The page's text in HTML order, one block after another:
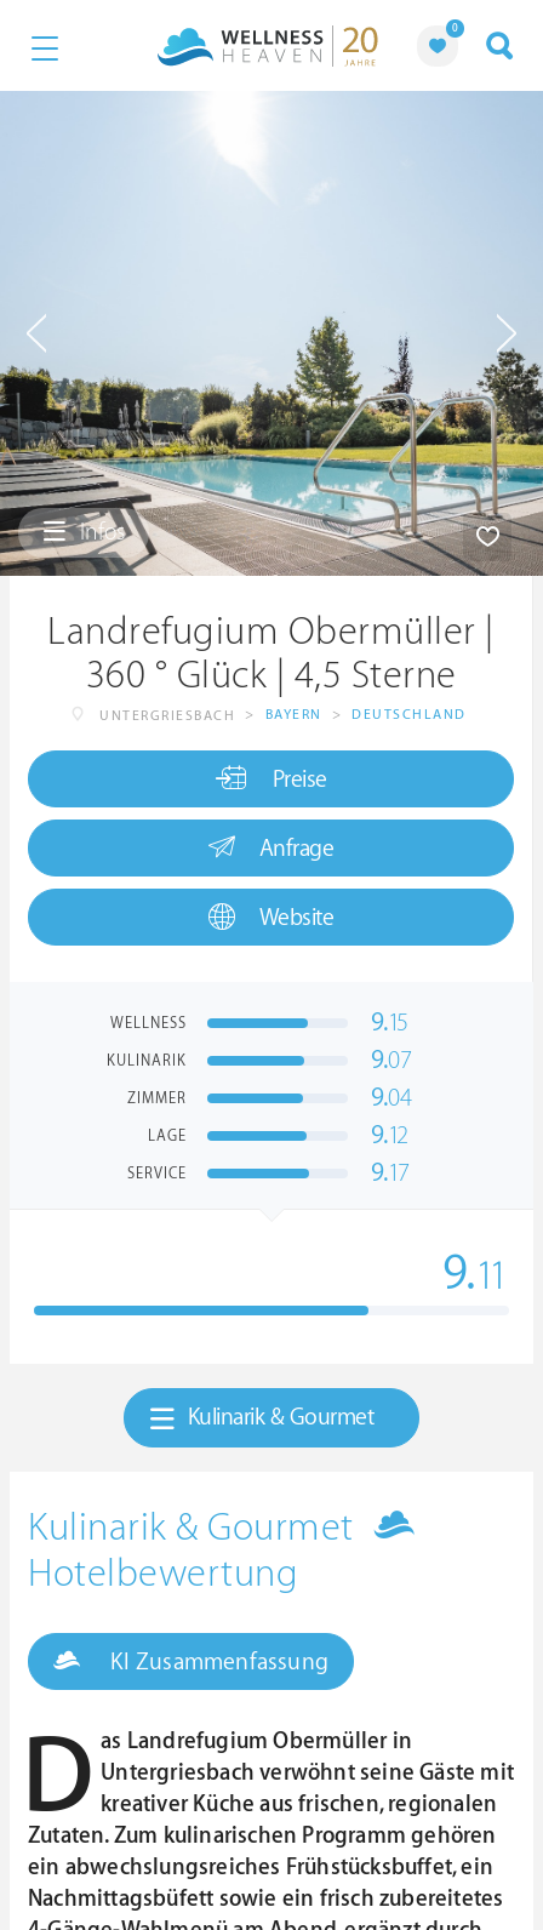
0
Infos
Landrefugium Obermüller |
360 ° Glück | 4,5 Sterne
UNTERGRIESBACH > BAYERN > DEUTSCHLAND
Preise
Anfrage
Website
WELLNESS 9.15
KULINARIK 9.07
ZIMMER 9.04
LAGE 9.12
SERVICE 9.17
9.11
Kulinarik & Gourmet
Kulinarik & Gourmet
Hotelbewertung
KI Zusammenfassung
D as Landrefugium Obermüller in
Untergriesbach verwöhnt seine Gäste mit
kreativer Küche aus frischen, regionalen
Zutaten. Zum kulinarischen Programm gehören
ein abwechslungsreiches Frühstücksbuffet, ein
Nachmittagsbüfett sowie ein frisch zubereitetes